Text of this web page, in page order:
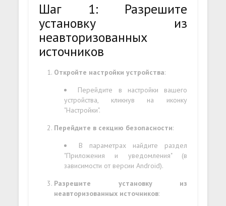
Шаг 1: Разрешите
установку из
неавторизованных
источников
Откройте настройки устройства:
Перейдите в настройки вашего
устройства, кликнув на иконку
"Настройки".
Перейдите в секцию безопасности:
В параметрах найдите раздел
"Приложения и уведомления" (в
зависимости от версии Android).
Разрешите установку из
неавторизованных источников: